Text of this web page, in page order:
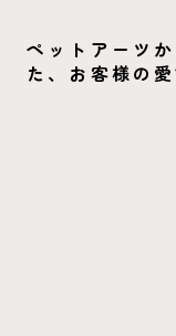
ペットアーツ
た、お客様の